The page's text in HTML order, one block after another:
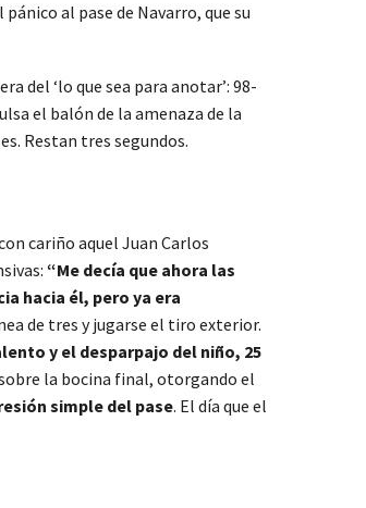
al pase de Navarro, que su
del ‘lo que sea para anotar’: 98-
el balón de la amenaza de la
Restan tres segundos.
cariño aquel Juan Carlos
“Me decía que ahora las
hacia él, pero ya era
de tres y jugarse el tiro exterior.
y el desparpajo del niño, 25
la bocina final, otorgando el
simple del pase. El día que el